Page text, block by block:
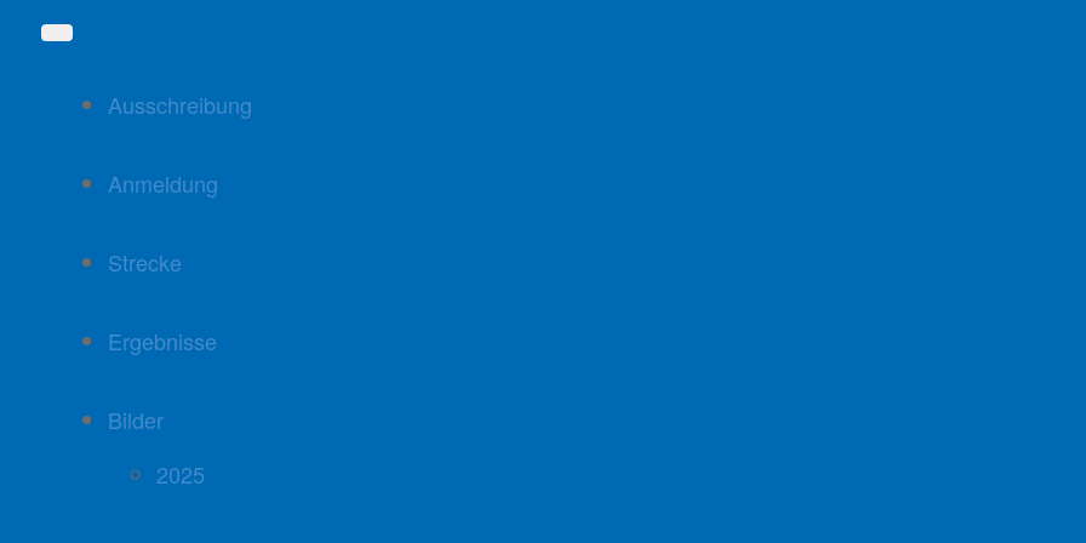
Ausschreibung
Anmeldung
Strecke
Ergebnisse
Bilder
2025